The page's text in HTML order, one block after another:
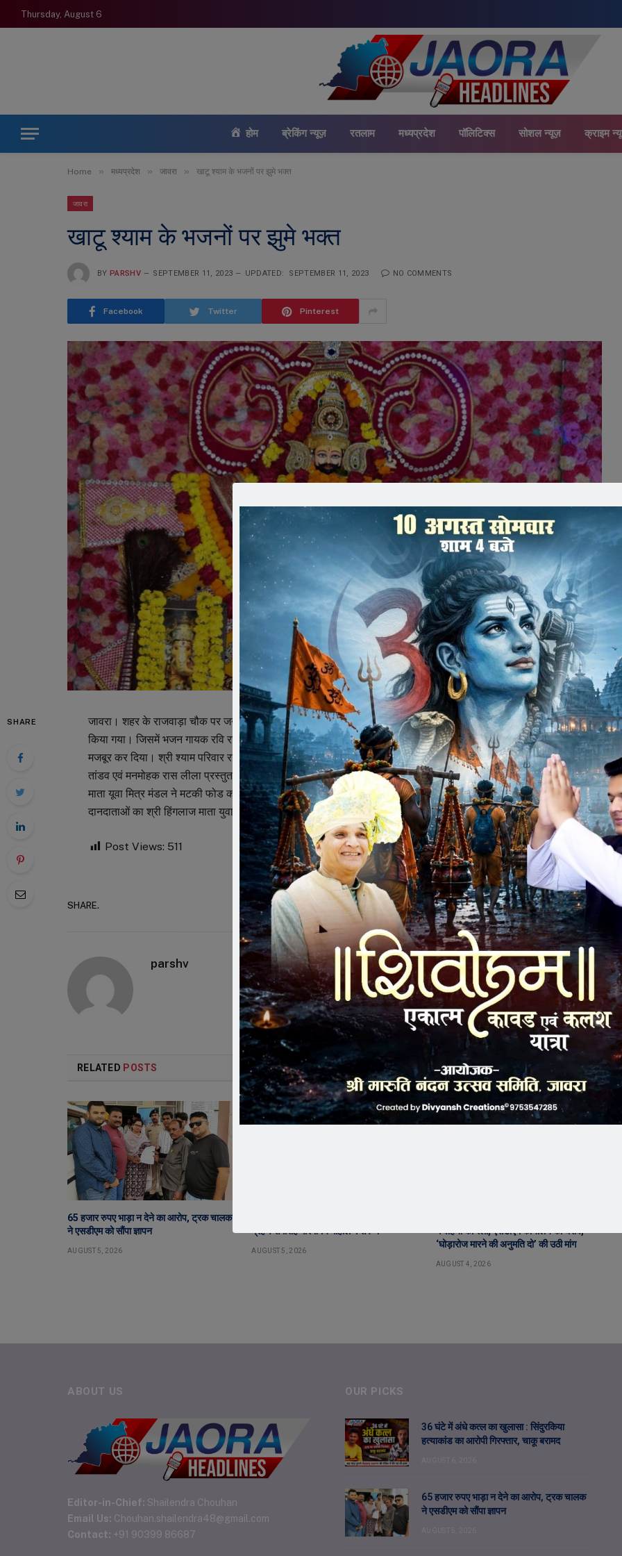
Thursday, August 6
होम ब्रेकिंग न्यूज़ रतलाम मध्यप्रदेश पॉलिटिक्स सोशल न्यूज़ क्राइम
Home » मध्यप्रदेश » जावरा » खाटू श्याम के भजनों पर झुमे भक्त
जावरा
खाटू श्याम के भजनों पर झुमे भक्त
BY PARSHV SEPTEMBER 11, 2023 UPDATED: SEPTEMBER 11, 2023 NO COMMENTS
Facebook Twitter Pinterest
SHARE
जावरा। शहर के राजवाड़ा चौक पर जन्माष्टमी के दिन श्री हिंगलाज माता युवा मित्र मंडल खाटु श्याम भजन संध्या का आयोजन
किया गया। जिसमें भजन गायक रवि राठौर (रावटी) तथा नंदनी त्रिवेदी (नागदा) ने समधुर भजनों से भक्तों को देर रात तक झुमने पर
मजबूर कर दिया। श्री श्याम परिवार रावटी द्वारा बाबा का आकर्षक दरबार सजाया गया। श्री राधे-राधे शिवांश डांस ग्रुप ने शिव
तांडव एवं मनमोहक रास लीला प्रस्तुत की। रात 12.30 बजे महाआरती के बाद दही हाण्डी का आयोजन हुआ। जिसमें हिंगलाज
माता यूवा मित्र मंडल ने मटकी फोड कर नगद पुरूस्कार प्राप्त किया। सफल आयोजन के लिए पुलिस, प्रशासन व नागरिकों एवं
दानदाताओं का श्री हिंगलाज माता युवा मित्र मंडल सदस्यों ने आभार माना।
Post Views: 511
SHARE.
Facebook Twitter Pinterest LinkedIn Tumblr Telegram
parshv
RELATED POSTS
65 हजार रुपए भाड़ा न देने का आरोप, ट्रक चालक
ने एसडीएम को सौंपा ज्ञापन
AUGUST 5, 2026
ग्रहण समारोह गरिमामय माहौल में संपन्न
AUGUST 5, 2026
में वाहनों की रैली, एसडीएम कार्यालय का घेराव,
‘घोड़ारोज मारने की अनुमति दो’ की उठी मांग
AUGUST 4, 2026
ABOUT US
Editor-in-Chief: Shailendra Chouhan
Email Us: Chouhan.shailendra48@gmail.com
Contact: +91 90399 86687
OUR PICKS
36 घंटे में अंधे कत्ल का खुलासा : सिंदुरकिया
हत्याकांड का आरोपी गिरफ्तार, चाकू बरामद
65 हजार रुपए भाड़ा न देने का आरोप, ट्रक चालक
ने एसडीएम को सौंपा ज्ञापन